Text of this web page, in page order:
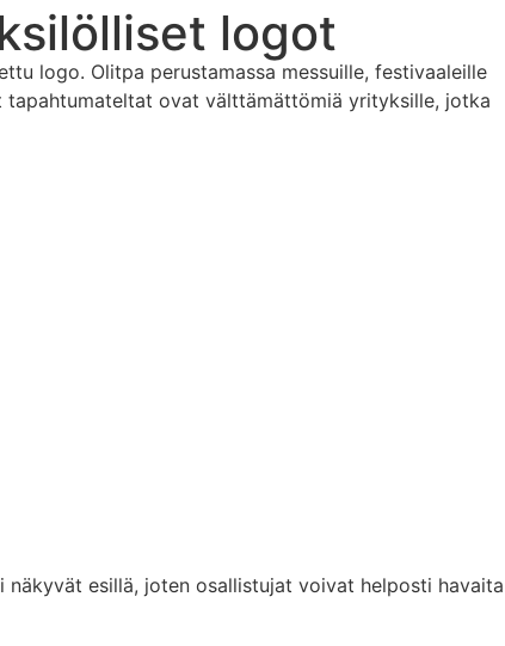
logot
logo. Olitpa perustamassa messuille, festivaaleille
ovat välttämättömiä yrityksille, jotka
esillä, joten osallistujat voivat helposti havaita